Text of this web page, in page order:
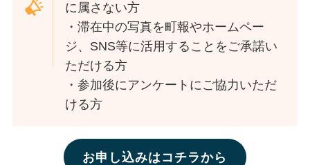
に属さない方
・滞在中の写真を町報やホームペー
ジ、SNS等に活用することをご承諾い
ただける方
・参加後にアンケートにご協力いただ
ける方
お申し込みはコチラから